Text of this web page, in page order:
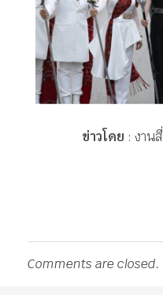
ข่าวโดย : งาน
Comments are closed.